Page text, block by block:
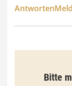
Antworten
Bitte